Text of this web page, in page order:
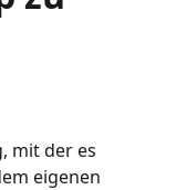
mit der es
eigenen